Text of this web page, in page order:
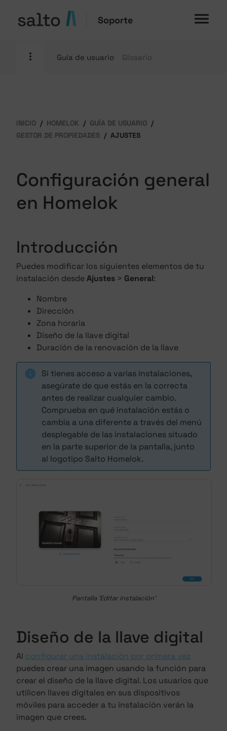
Soporte
Guía de usuario Glosario
INICIO HOMELOK
GUÍA DE USUARIO
GESTOR DE PROPIEDADES
AJUSTES
Configuración general
en Homelok
Introducción
Puedes modificar los siguientes elementos de tu
instalación desdeAjustes > General:
Nombre
Dirección
Zona horaria
Diseño de la llave digital
Duración de la renovación de la llave
Si tienes acceso a varias instalaciones,
asegúrate de que estás en la correcta
antes de realizar cualquier cambio.
Comprueba en qué instalación estás o
cambia a una diferente a través del menú
desplegable de las instalaciones situado
en la parte superior de la pantalla, junto
al logotipo Salto Homelok.
Pantalla 'Editar instalación'
Diseño de la llave digital
Al configurar una instalación por primera vez
puedes crear una imagen usando la función para
crear el diseño de la llave digital. Los usuarios que
utilicen llaves digitales en sus dispositivos
móviles para acceder a tu instalación verán la
imagen que crees.